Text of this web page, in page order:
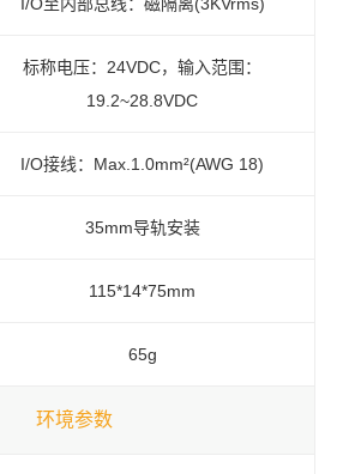
标称电压：24VDC，输入范围：
19.2~28.8VDC
I/O接线：Max.1.0mm²(AWG 18)
35mm导轨安装
115*14*75mm
65g
环境参数